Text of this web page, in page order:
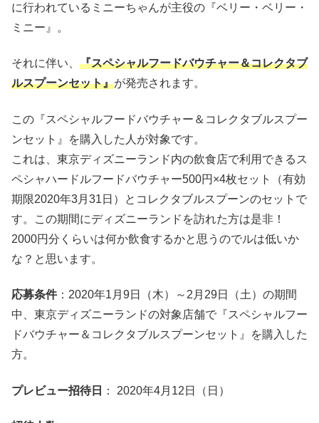
に行われているミニーちゃんが主役の『ベリー・ベリー・
ミニー』。
それに伴い、 『スペシャルフードバウチャー＆コレクタブ
ルスプーンセット』が発売されます。
この『スペシャルフードバウチャー＆コレクタブルスプー
ンセット』を購入した人が対象です。
これは、東京ディズニーランド内の飲食店で利用できるス
ペシャハードルフードバウチャー500円×4枚セット（有効
期限2020年3月31日）とコレクタブルスプーンのセットで
す。この期間にディズニーランドを訪れた方は是非！
2000円分くらいは何か飲食するかと思うのでルは低いか
な？と思います。
応募条件：2020年1月9日（木）～2月29日（土）の期間
中、東京ディズニーランドの対象店舗で『スペシャルフー
ドバウチャー＆コレクタブルスプーンセット』を購入した
方。
プレビュー招待日 ： 2020年4月12日（日）